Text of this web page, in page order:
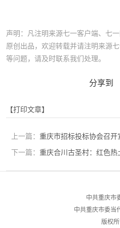
声明：凡注明来源七一客户端、七
原创出品，欢迎转载并请注明来源
等问题，请及时联系我们处理。
分享到
【打印文章】
上一篇：
下一篇： 重庆合川古圣村：红色热
中共重庆市
中共重庆市委当
版权